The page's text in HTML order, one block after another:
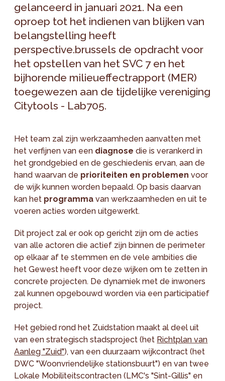
gelanceerd in januari 2021. Na een
oproep tot het indienen van blijken van
belangstelling heeft
perspective.brussels de opdracht voor
het opstellen van het SVC 7 en het
bijhorende milieueffectrapport (MER)
toegewezen aan de tijdelijke vereniging
Citytools - Lab705.
Het team zal zijn werkzaamheden aanvatten met
het verfijnen van een diagnose die is verankerd in
het grondgebied en de geschiedenis ervan, aan de
hand waarvan de prioriteiten en problemen voor
de wijk kunnen worden bepaald. Op basis daarvan
kan het programma van werkzaamheden en uit te
voeren acties worden uitgewerkt.
Dit project zal er ook op gericht zijn om de acties
van alle actoren die actief zijn binnen de perimeter
op elkaar af te stemmen en de vele ambities die
het Gewest heeft voor deze wijken om te zetten in
concrete projecten. De dynamiek met de inwoners
zal kunnen opgebouwd worden via een participatief
project.
Het gebied rond het Zuidstation maakt al deel uit
van een strategisch stadsproject (het Richtplan van
Aanleg "Zuid"), van een duurzaam wijkcontract (het
DWC "Woonvriendelijke stationsbuurt") en van twee
Lokale Mobiliteitscontracten (LMC's "Sint-Gillis" en